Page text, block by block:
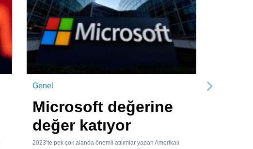
Genel
Microsoft değerine
değer katıyor
2023’te pek çok alanda önemli atılımlar yapan Amerikalı
Sonraki